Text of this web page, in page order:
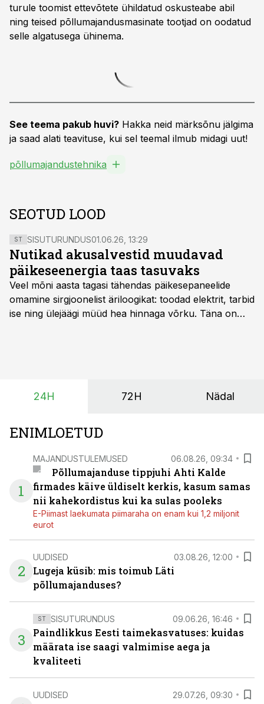
turule toomist ettevõtete ühildatud oskusteabe abil
ning teised põllumajandusmasinate tootjad on oodatud
selle algatusega ühinema.
See teema pakub huvi? Hakka neid märksõnu jälgima
ja saad alati teavituse, kui sel teemal ilmub midagi uut!
põllumajandustehnika
SEOTUD LOOD
ST SISUTURUNDUS01.06.26, 13:29
Nutikad akusalvestid muudavad
päikeseenergia taas tasuvaks
Veel mõni aasta tagasi tähendas päikesepaneelide
omamine sirgjoonelist äriloogikat: toodad elektrit, tarbid
ise ning ülejäägi müüd hea hinnaga võrku. Täna on
põllumajandusettevõtete jaoks üheks olulisemaks
24H 72H Nädal
ENIMLOETUD
1
MAJANDUSTULEMUSED 06.08.26, 09:34
Põllumajanduse tippjuhi Ahti Kalde
firmades käive üldiselt kerkis, kasum samas
nii kahekordistus kui ka sulas pooleks
E-Piimast laekumata piimaraha on enam kui 1,2 miljonit
eurot
2
UUDISED 03.08.26, 12:00
Lugeja küsib: mis toimub Läti
põllumajanduses?
3
ST SISUTURUNDUS 09.06.26, 16:46
Paindlikkus Eesti taimekasvatuses: kuidas
määrata ise saagi valmimise aega ja
kvaliteeti
UUDISED 29.07.26, 09:30